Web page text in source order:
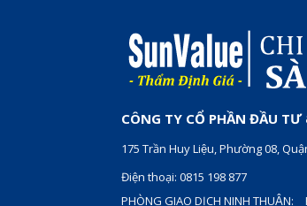
CÔNG TY CỔ PHẦN ĐẦU
175 Trần Huy Liệu, Phường 08,
Điện thoại: 0815 198 877
PHÒNG GIAO DỊCH NINH THUẬN: